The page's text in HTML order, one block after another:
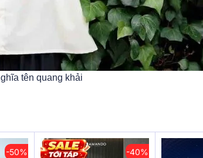
tên quang khải
-50% -40%